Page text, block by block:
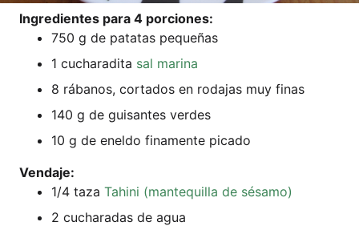
Ingre­di­en­tes para 4 porciones:
750 g de pata­tas pequeñas
1 cucha­ra­di­ta sal mari­na
8 rába­nos, cor­ta­dos en roda­jas muy finas
140 g de gui­san­tes verdes
10 g de enel­do fina­men­te picado
Ven­da­je:
1/4 taza Tahi­ni (man­te­quil­la de sésamo)
2 cucha­ra­das de agua